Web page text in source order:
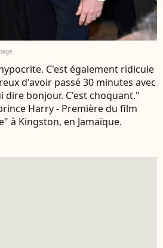
C'est également ridicule
d'avoir passé 30 minutes avec
dire bonjour. C'est choquant."
Harry - Première du film
à Kingston, en Jamaïque.